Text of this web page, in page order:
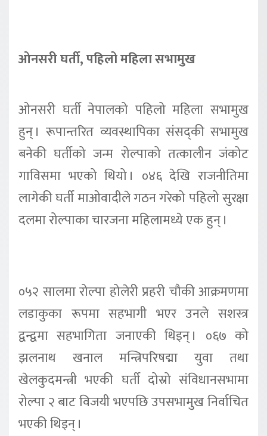
ओनसरी घर्ती, पहिलो महिला सभामुख
ओनसरी घर्ती नेपालको पहिलो महिला सभामुख
हुन् । रूपान्तरित व्यवस्थापिका संसद्की सभामुख
बनेकी घर्तीको जन्म रोल्पाको तत्कालीन जंकोट
गाविसमा भएको थियो । ०४६ देखि राजनीतिमा
लागेकी घर्ती माओवादीले गठन गरेको पहिलो सुरक्षा
दलमा रोल्पाका चारजना महिलामध्ये एक हुन् ।
०५२ सालमा रोल्पा होलेरी प्रहरी चौकी आक्रमणमा
लडाकुका रूपमा सहभागी भएर उनले सशस्त्र
द्वन्द्वमा सहभागिता जनाएकी थिइन् । ०६७ को
झलनाथ खनाल मन्त्रिपरिषद्मा युवा तथा
खेलकुदमन्त्री भएकी घर्ती दोस्रो संविधानसभामा
रोल्पा २ बाट विजयी भएपछि उपसभामुख निर्वाचित
भएकी थिइन् ।